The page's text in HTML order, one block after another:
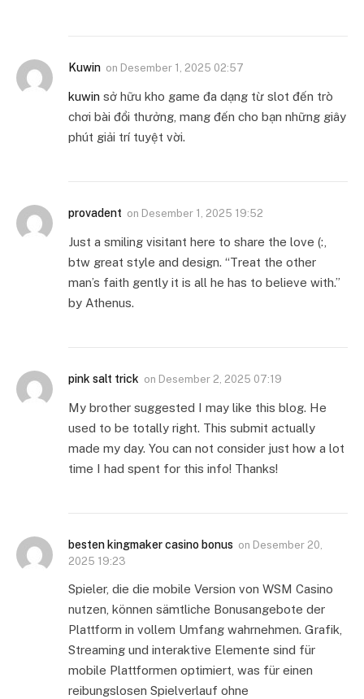
Kuwin on Desember 1, 2025 02:57
kuwin sở hữu kho game đa dạng từ slot đến trò
chơi bài đổi thưởng, mang đến cho bạn những giây
phút giải trí tuyệt vời.
provadent on Desember 1, 2025 19:52
Just a smiling visitant here to share the love (:,
btw great style and design. “Treat the other
man’s faith gently it is all he has to believe with.”
by Athenus.
pink salt trick on Desember 2, 2025 07:19
My brother suggested I may like this blog. He
used to be totally right. This submit actually
made my day. You can not consider just how a lot
time I had spent for this info! Thanks!
besten kingmaker casino bonus on Desember 20,
2025 19:23
Spieler, die die mobile Version von WSM Casino
nutzen, können sämtliche Bonusangebote der
Plattform in vollem Umfang wahrnehmen. Grafik,
Streaming und interaktive Elemente sind für
mobile Plattformen optimiert, was für einen
reibungslosen Spielverlauf ohne